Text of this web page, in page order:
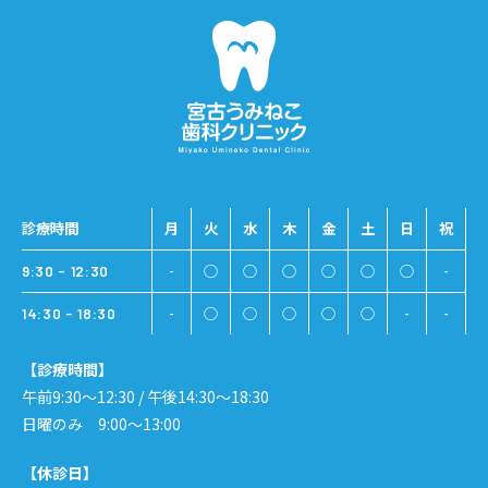
診療時間 月 火 水 木 金 土 日 祝
9:30 - 12:30 - ○ ○ ○ ○ ○ ○ -
14:30 - 18:30 - ○ ○ ○ ○ ○ - -
【診療時間】
午前9:30〜12:30 / 午後14:30〜18:30
日曜のみ 9:00〜13:00
【休診日】